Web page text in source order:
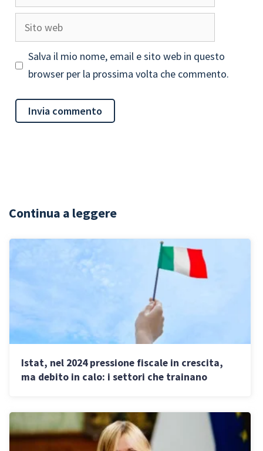
Sito
web
Salva il mio nome, email e sito web in questo
browser per la prossima volta che commento.
Continua a leggere
Istat, nel 2024 pressione fiscale in crescita,
ma debito in calo: i settori che trainano